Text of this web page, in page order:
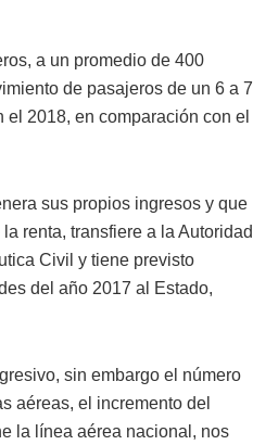
a un promedio de 400
de pasajeros de un 6 a 7
2018, en comparación con el
sus propios ingresos y que
renta, transfiere a la Autoridad
Civil y tiene previsto
del año 2017 al Estado,
sin embargo el número
aéreas, el incremento del
la línea aérea nacional, nos